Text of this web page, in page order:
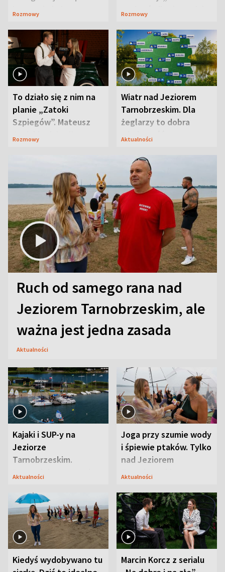
jest zaskakująco
Rozmowy
szpiegów” od razu ich
Rozmowy
To działo się z nim na
planie „Zatoki
Szpiegów”. Mateusz
Janicki odsłonił
Rozmowy
Wiatr nad Jeziorem
Tarnobrzeskim. Dla
żeglarzy to dobra
wiadomość
Aktualności
Ruch od samego rana nad
Jeziorem Tarnobrzeskim, ale
ważna jest jedna zasada
Aktualności
Kajaki i SUP-y na
Jeziorze
Tarnobrzeskim.
Przyrodnicy zwracają
Aktualności
Joga przy szumie wody
i śpiewie ptaków. Tylko
nad Jeziorem
Tarnobrzeskim
Aktualności
Kiedyś wydobywano tu
Marcin Korcz z serialu